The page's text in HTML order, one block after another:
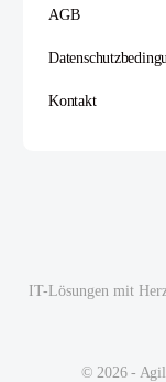
AGB
Kontakt
IT-Lösungen mit
© 2026 -